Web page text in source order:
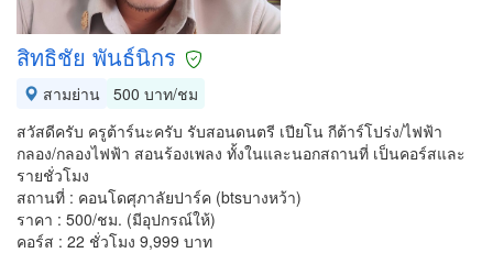
สิทธิชัย พันธ์นิกร
สามย่าน 500 บาท/ชม
สวัสดีครับ ครูต้าร์นะครับ รับสอนดนตรี เปียโน กีต้าร์โปร่ง/ไฟฟ้า
กลอง/กลองไฟฟ้า สอนร้องเพลง ทั้งในและนอกสถานที่ เป็นคอร์สและ
รายชั่วโมง
สถานที่ : คอนโดศุภาลัยปาร์ค (btsบางหว้า)
ราคา : 500/ชม. (มีอุปกรณ์ให้)
คอร์ส : 22 ชั่วโมง 9,999 บาท